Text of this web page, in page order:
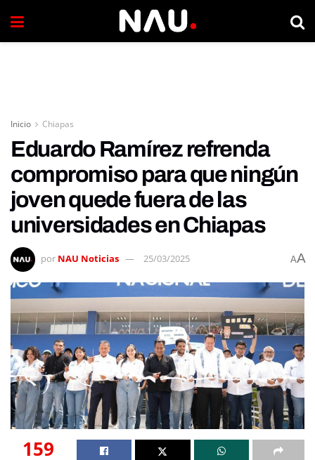
Inicio Chiapas
Eduardo Ramírez refrenda
compromiso para que ningún
joven quede fuera de las
universidades en Chiapas
por NAU Noticias 25/03/2025 AA
159